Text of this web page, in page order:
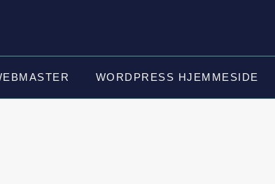
WORDPRESS HJEMMESIDE